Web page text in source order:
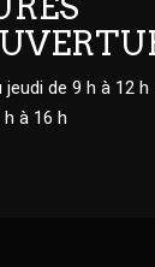
jeudi de 9 h à 12 h
à 16 h